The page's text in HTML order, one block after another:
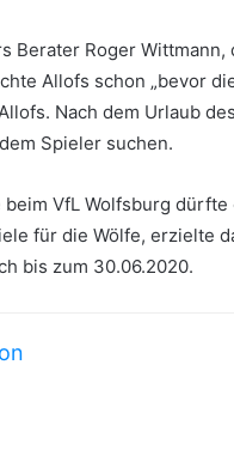
Berater Roger
Allofs schon „bevor
Nach dem Urlaub
Spieler suchen.
VfL Wolfsburg
für die Wölfe, erzielte
bis zum 30.06.2020.